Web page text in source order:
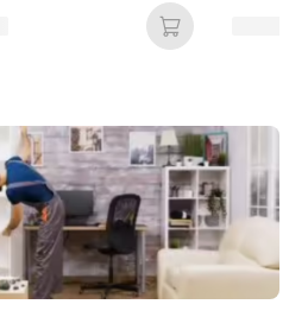
Ajouter au